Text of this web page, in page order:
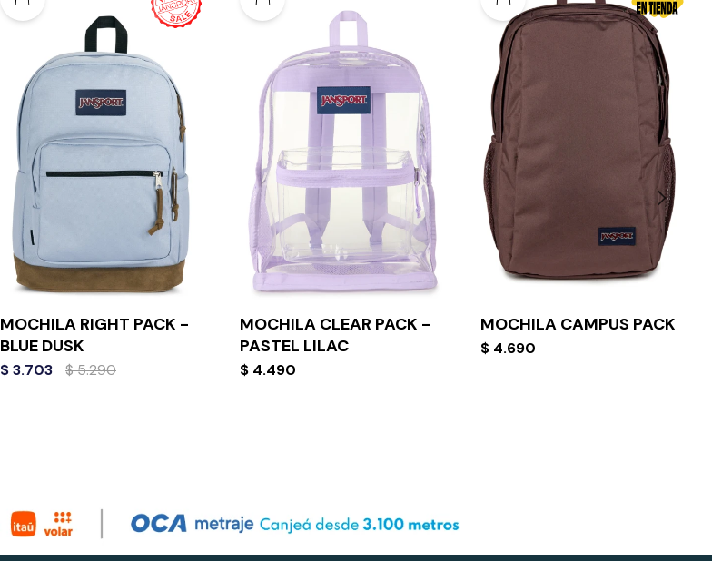
MOCHILA RIGHT PACK -
BLUE DUSK
$ 3.703 $5.290
MOCHILA CLEAR PACK -
PASTEL LILAC
$ 4.490
MOCHILA CAMPUS PACK
$ 4.690